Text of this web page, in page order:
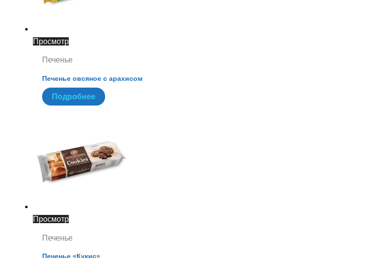
Просмотр
Печенье
Печенье овсяное с арахисом
Подробнее
Просмотр
Печенье
Печенье «Кукис»